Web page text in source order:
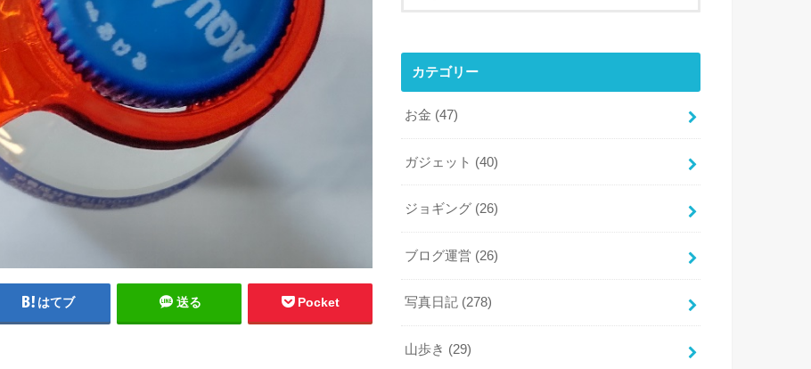
はてブ 送る Pocket
カテゴリー
お金 (47)
ガジェット (40)
ジョギング (26)
ブログ運営 (26)
写真日記 (278)
山歩き (29)